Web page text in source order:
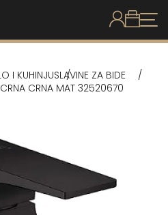
I KUHINJUSLAVINE ZA BIDE
CRNA MAT 32520670